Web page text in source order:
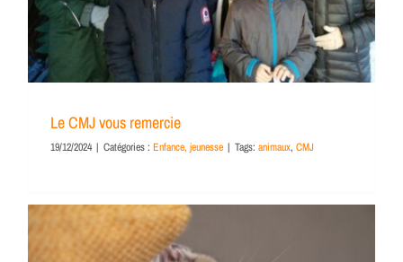
Le CMJ vous remercie
19/12/2024 | Catégories : Enfance, jeunesse | Tags: animaux, CMJ